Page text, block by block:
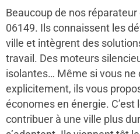
Beaucoup de nos
06149. Ils connaissent les
ville et intègrent des
travail. Des moteurs
isolantes… Même si vous ne
explicitement, ils vous
économes en énergie. C’est
contribuer à une ville plus